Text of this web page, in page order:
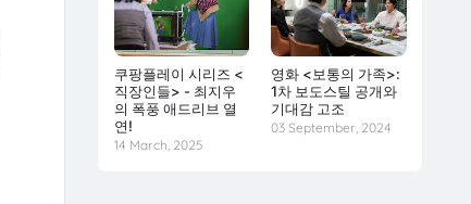
쿠팡플레이 시리즈 <
직장인들> - 최지우
의 폭풍 애드리브 열
연!
14 March, 2025
영화 <보통의 가족>:
1차 보도스틸 공개와
기대감 고조
03 September, 2024